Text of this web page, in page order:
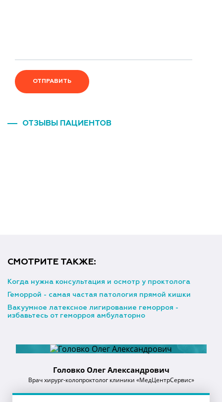
ОТПРАВИТЬ
ОТЗЫВЫ ПАЦИЕНТОВ
СМОТРИТЕ ТАКЖЕ:
Когда нужна консультация и осмотр у проктолога
Геморрой - самая частая патология прямой кишки
Вакуумное латексное лигирование геморроя -
избавьтесь от геморроя амбулаторно
Головко Олег Александрович
Врач хирург-колопроктолог клиники «МедЦентрСервис»